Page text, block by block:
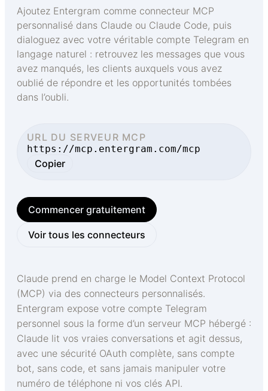
Ajoutez Entergram comme connecteur MCP
personnalisé dans Claude ou Claude Code, puis
dialoguez avec votre véritable compte Telegram en
langage naturel : retrouvez les messages que vous
avez manqués, les clients auxquels vous avez
oublié de répondre et les opportunités tombées
dans l’oubli.
URL DU SERVEUR MCP
https://mcp.entergram.com/mcp
Copier
Commencer gratuitement
Voir tous les connecteurs
Claude prend en charge le Model Context Protocol
(MCP) via des connecteurs personnalisés.
Entergram expose votre compte Telegram
personnel sous la forme d’un serveur MCP hébergé :
Claude lit vos vraies conversations et agit dessus,
avec une sécurité OAuth complète, sans compte
bot, sans code, et sans jamais manipuler votre
numéro de téléphone ni vos clés API.